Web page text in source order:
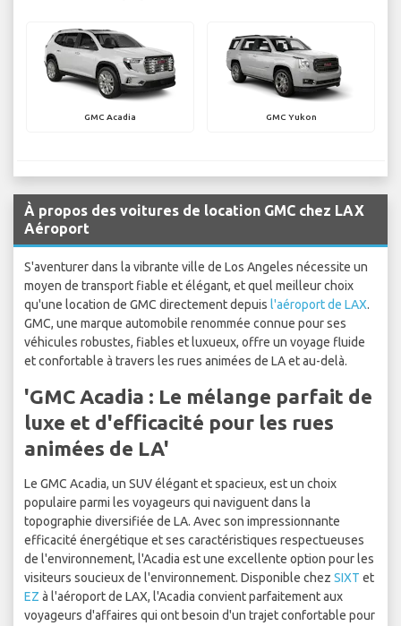
GMC Acadia GMC Yukon
À propos des voitures de location GMC chez LAX
Aéroport
S'aventurer dans la vibrante ville de Los Angeles nécessite un
moyen de transport fiable et élégant, et quel meilleur choix
qu'une location de GMC directement depuis l'aéroport de LAX.
GMC, une marque automobile renommée connue pour ses
véhicules robustes, fiables et luxueux, offre un voyage fluide
et confortable à travers les rues animées de LA et au-delà.
'GMC Acadia : Le mélange parfait de
luxe et d'efficacité pour les rues
animées de LA'
Le GMC Acadia, un SUV élégant et spacieux, est un choix
populaire parmi les voyageurs qui naviguent dans la
topographie diversifiée de LA. Avec son impressionnante
efficacité énergétique et ses caractéristiques respectueuses
de l'environnement, l'Acadia est une excellente option pour les
visiteurs soucieux de l'environnement. Disponible chez SIXT et
EZ à l'aéroport de LAX, l'Acadia convient parfaitement aux
voyageurs d'affaires qui ont besoin d'un trajet confortable pour